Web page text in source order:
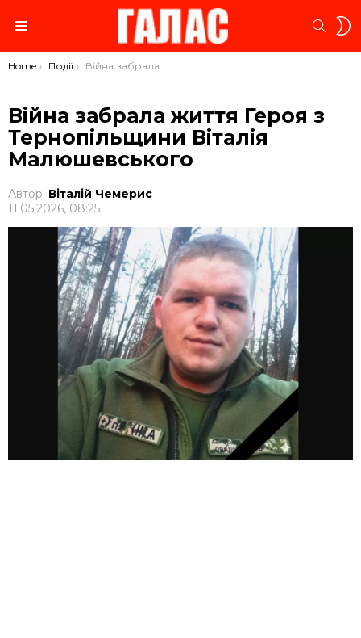
You are here:
Home Події Війна забрала життя Героя з Тернопільщини Віталія Малюшевського
Війна забрала життя Героя з
Тернопільщини Віталія
Малюшевського
Автор: Віталій Чемерис
11.05.2026, 08:25